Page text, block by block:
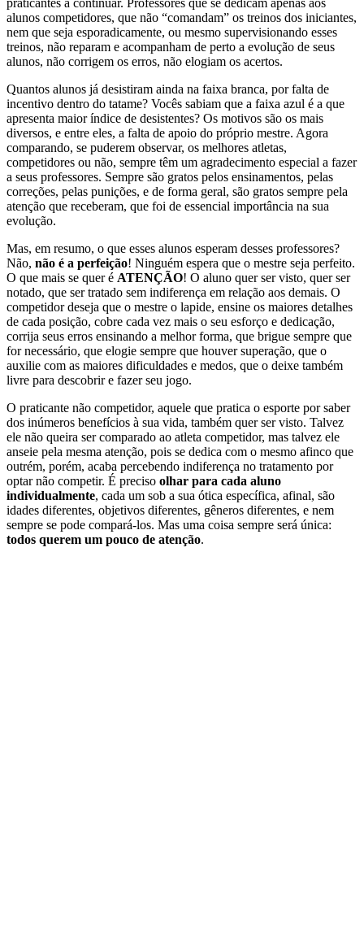
alunos competidores, que não “comandam” os treinos dos iniciantes,
nem que seja esporadicamente, ou mesmo supervisionando esses
treinos, não reparam e acompanham de perto a evolução de seus
alunos, não corrigem os erros, não elogiam os acertos.
Quantos alunos já desistiram ainda na faixa branca, por falta de
incentivo dentro do tatame? Vocês sabiam que a faixa azul é a que
apresenta maior índice de desistentes? Os motivos são os mais
diversos, e entre eles, a falta de apoio do próprio mestre. Agora
comparando, se puderem observar, os melhores atletas,
competidores ou não, sempre têm um agradecimento especial a fazer
a seus professores. Sempre são gratos pelos ensinamentos, pelas
correções, pelas punições, e de forma geral, são gratos sempre pela
atenção que receberam, que foi de essencial importância na sua
evolução.
Mas, em resumo, o que esses alunos esperam desses professores?
Não, não é a perfeição! Ninguém espera que o mestre seja perfeito.
O que mais se quer é ATENÇÃO! O aluno quer ser visto, quer ser
notado, que ser tratado sem indiferença em relação aos demais. O
competidor deseja que o mestre o lapide, ensine os maiores detalhes
de cada posição, cobre cada vez mais o seu esforço e dedicação,
corrija seus erros ensinando a melhor forma, que brigue sempre que
for necessário, que elogie sempre que houver superação, que o
auxilie com as maiores dificuldades e medos, que o deixe também
livre para descobrir e fazer seu jogo.
O praticante não competidor, aquele que pratica o esporte por saber
dos inúmeros benefícios à sua vida, também quer ser visto. Talvez
ele não queira ser comparado ao atleta competidor, mas talvez ele
anseie pela mesma atenção, pois se dedica com o mesmo afinco que
outrém, porém, acaba percebendo indiferença no tratamento por
optar não competir. É preciso olhar para cada aluno
individualmente, cada um sob a sua ótica específica, afinal, são
idades diferentes, objetivos diferentes, gêneros diferentes, e nem
sempre se pode compará-los. Mas uma coisa sempre será única:
todos querem um pouco de atenção.